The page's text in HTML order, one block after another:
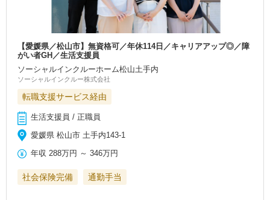
【愛媛県／松山市】無資格可／年休114日／キャリアアップ◎／障
がい者GH／生活支援員
ソーシャルインクルーホーム松山土手内
ソーシャルインクルー株式会社
転職支援サービス経由
生活支援員 / 正職員
愛媛県 松山市 土手内143-1
年収 288万円 ～346万円
社会保険完備 通勤手当